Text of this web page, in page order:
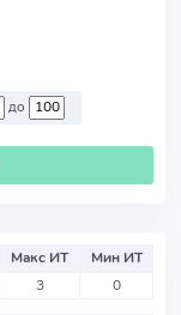
до
Макс ИТ
Мин ИТ
3 0